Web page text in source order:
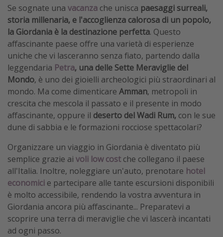
Vacanze last minute
Vacanze all inclusive
Vacanze estate 2026
Vacanze di Pasqua 2026
Last minute capodanno
Vacanze con bambini
Vacanze al mare
Viaggi per single
Altri argomenti
Travel magazine
Calendario di viaggio
Festività del 2026
Città più visitate
Se sognate una vacanza che unisca paesaggi surreali,
storia millenaria, e l'accoglienza calorosa di un popolo,
la Giordania è la destinazione perfetta. Questo
affascinante paese offre una varietà di esperienze
uniche che vi lasceranno senza fiato, partendo dalla
leggendaria Petra, una delle Sette Meraviglie del
Mondo, è uno dei gioielli archeologici più straordinari al
mondo. Ma come dimenticare Amman, metropoli in
crescita che mescola il passato e il presente in modo
affascinante, oppure il deserto del Wadi Rum, con le sue
dune di sabbia e le formazioni rocciose spettacolari?
Organizzare un viaggio in Giordania è diventato più
semplice grazie ai voli low cost che collegano il paese
all'Italia. Inoltre, noleggiare un'auto, prenotare hotel
economici e partecipare alle tante escursioni disponibili
è molto accessibile, rendendo la vostra avventura in
Giordania ancora più affascinante... Preparatevi a
scoprire una terra di meraviglie che vi lascerà incantati
ad ogni passo.